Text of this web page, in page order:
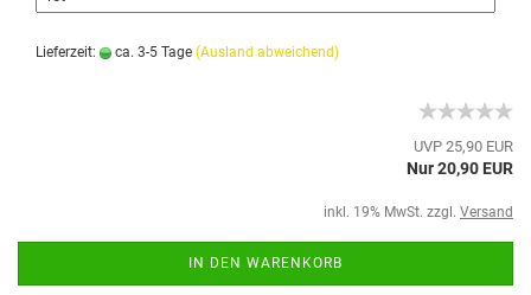
Lieferzeit: ca. 3-5 Tage (Ausland abweichend)
UVP 25,90 EUR
Nur 20,90 EUR
inkl. 19% MwSt. zzgl. Versand
IN DEN WARENKORB